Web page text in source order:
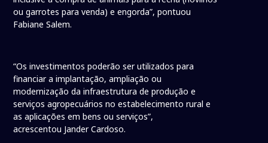
ou garrotes para venda) e engorda”, pontuou
Fabiane Salem.
“Os investimentos poderão ser utilizados para
financiar a implantação, ampliação ou
modernização da infraestrutura de produção e
serviços agropecuários no estabelecimento rural e
as aplicações em bens ou serviços”,
acrescentou Jander Cardoso.